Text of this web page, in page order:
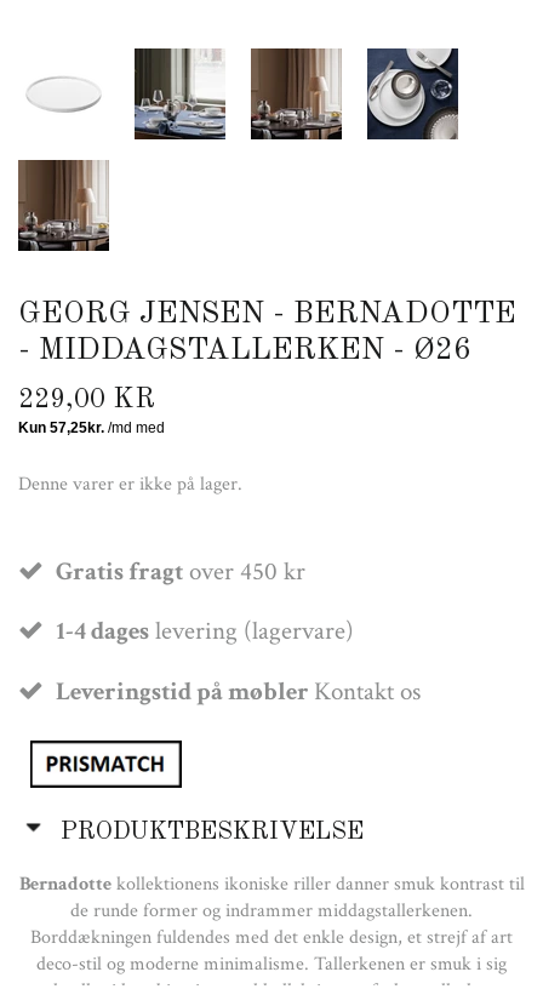
GEORG JENSEN - BERNADOTTE
- MIDDAGSTALLERKEN - Ø26
229,00 KR
Denne varer er ikke på lager.
Gratis fragtover 450 kr
1-4 dageslevering (lagervare)
Leveringstid på møbler Kontakt os
PRODUKTBESKRIVELSE
Bernadottekollektionens ikoniske riller danner smuk kontrast til
de runde former og indrammer middagstallerkenen.
Borddækningen fuldendes med det enkle design, et strejf af art
deco-stil og moderne minimalisme. Tallerkenen er smuk i sig